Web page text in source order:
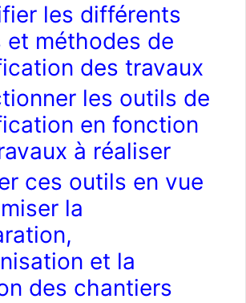
les différents
et méthodes de
des travaux
les outils de
en fonction
à réaliser
ces outils en vue
la
et la
des chantiers